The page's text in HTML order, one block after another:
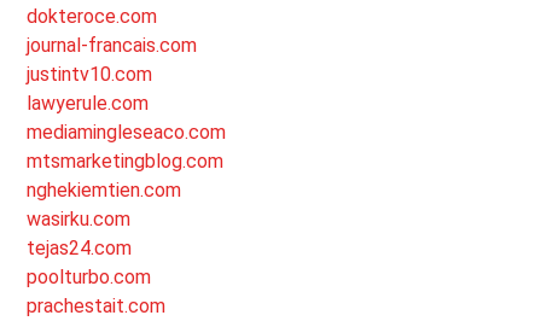
dokteroce.com
journal-francais.com
justintv10.com
lawyerule.com
mediamingleseaco.com
mtsmarketingblog.com
nghekiemtien.com
wasirku.com
tejas24.com
poolturbo.com
prachestait.com